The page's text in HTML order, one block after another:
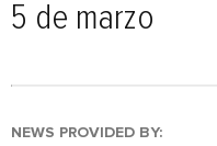
5 de marzo
NEWS PROVIDED BY: